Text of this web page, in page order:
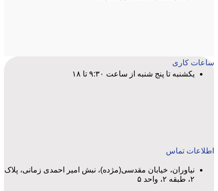
ساعات کاری
یکشنبه تا پنج شنبه از ساعت ۹:۳۰ تا ۱۸
اطلاعات تماس
نیاوران، خیابان مقدسی(مژده)، نبش امیر احمدی زمانی، پلاک
۲، طبقه ۲، واحد ۵